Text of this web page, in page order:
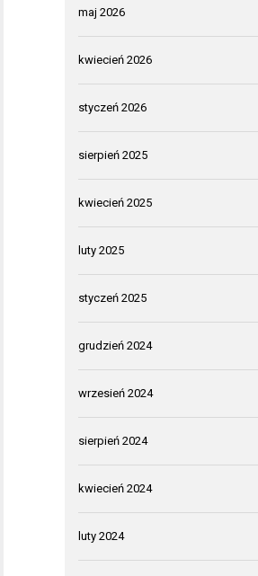
maj 2026
kwiecień 2026
styczeń 2026
sierpień 2025
kwiecień 2025
luty 2025
styczeń 2025
grudzień 2024
wrzesień 2024
sierpień 2024
kwiecień 2024
luty 2024